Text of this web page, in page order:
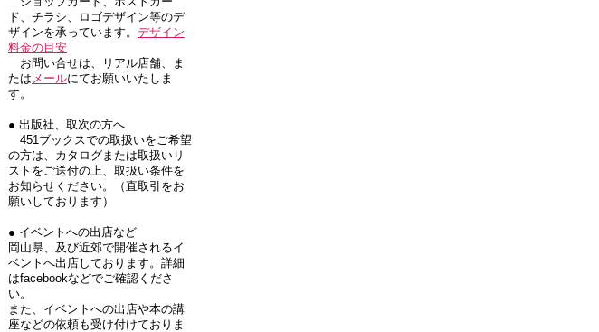
ド、チラシ、ロゴデザイン等のデ
ザインを承っています。 デザイン
料金の目安
お問い合せは、リアル店舗、ま
たは メールにてお願いいたしま
す。
● 出版社、取次の方へ
451ブックスでの取扱いをご希望
の方は、カタログまたは取扱いリ
ストをご送付の上、取扱い条件を
お知らせください。（直取引をお
願いしております）
● イベントへの出店など
岡山県、及び近郊で開催されるイ
ベントへ出店しております。詳細
はfacebookなどでご確認くださ
い。
また、イベントへの出店や本の講
座などの依頼も受け付けておりま